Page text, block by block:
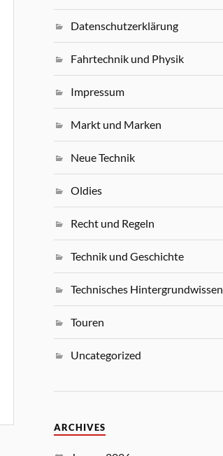
Datenschutzerklärung
Fahrtechnik und Physik
Impressum
Markt und Marken
Neue Technik
Oldies
Recht und Regeln
Technik und Geschichte
Technisches Hintergrundwissen
Touren
Uncategorized
ARCHIVES